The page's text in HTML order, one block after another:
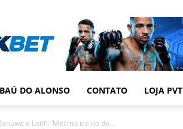
BAÚ DO ALONSO CONTATO LOJA PVT
e Latifi: ‘Mesmo treino de...